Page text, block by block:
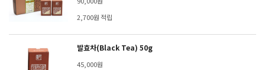
2,700원 적립
발효차(Black Tea) 50g
45,000원